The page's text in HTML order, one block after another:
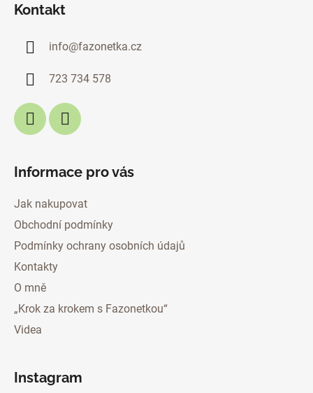
Kontakt
info@fazonetka.cz
723 734 578
Informace pro vás
Jak nakupovat
Obchodní podmínky
Podmínky ochrany osobních údajů
Kontakty
O mně
„Krok za krokem s Fazonetkou“
Videa
Instagram